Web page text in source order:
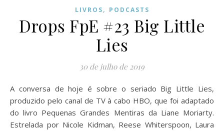
LIVROS, PODCASTS
Drops FpE #23 Big Little
Lies
30 de julho de 2019
A conversa de hoje é sobre o seriado Big Little Lies,
produzido pelo canal de TV à cabo HBO, que foi adaptado
do livro Pequenas Grandes Mentiras da Liane Moriarty.
Estrelada por Nicole Kidman, Reese Whiterspoon, Laura